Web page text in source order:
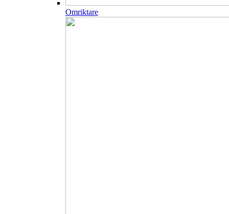
Omriktare